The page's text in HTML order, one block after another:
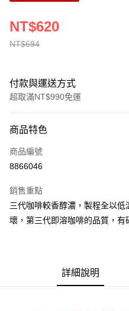
NT$694
NT$620
付款與運送方式
超取滿NT$990免運
信用卡一次付款
超商取貨付款
Apple Pay
街口支付
商品特色
商品編號
8866046
銷售重點
三代咖啡較香醇濃，製程全以
壞，第三代即溶咖啡的品質，有
詳細說明